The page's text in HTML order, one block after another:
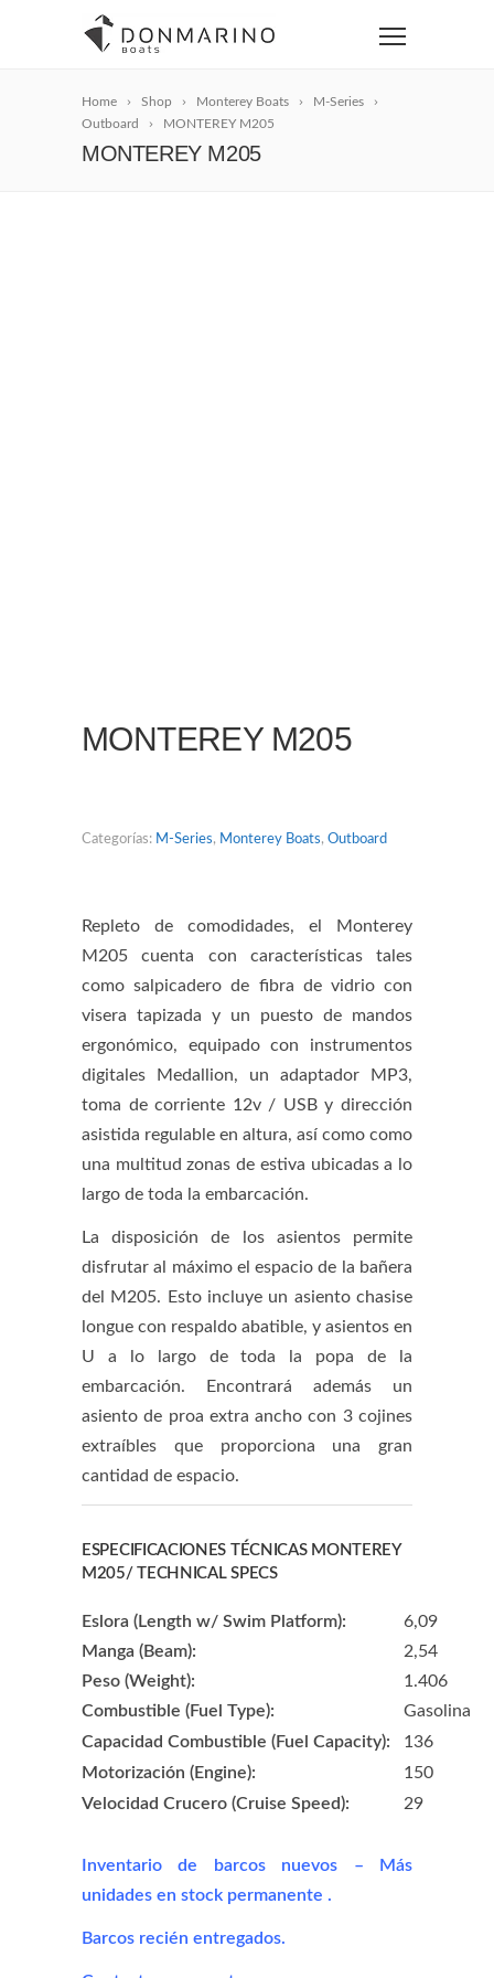
Home Shop Monterey Boats
M-Series
Outboard
MONTEREY M205
MONTEREY M205
MONTEREY M205
Categorías: M-Series, Monterey Boats, Outboard
Repleto de comodidades, el Monterey
M205 cuenta con características tales
como salpicadero de fibra de vidrio con
visera tapizada y un puesto de mandos
ergonómico, equipado con instrumentos
digitales Medallion, un adaptador MP3,
toma de corriente 12v / USB y dirección
asistida regulable en altura, así como como
una multitud zonas de estiva ubicadas a lo
largo de toda la embarcación.
La disposición de los asientos permite
disfrutar al máximo el espacio de la bañera
del M205. Esto incluye un asiento chasise
longue con respaldo abatible, y asientos en
U a lo largo de toda la popa de la
embarcación. Encontrará además un
asiento de proa extra ancho con 3 cojines
extraíbles que proporciona una gran
cantidad de espacio.
ESPECIFICACIONES TÉCNICAS MONTEREY
M205/ TECHNICAL SPECS
Eslora (Length w/ Swim Platform):
6,09
Manga (Beam):
2,54
Peso (Weight):
1.406
Combustible (Fuel Type):
Gasolina
Capacidad Combustible (Fuel Capacity):
136
Motorización (Engine):
150
Velocidad Crucero (Cruise Speed):
29
Inventario de barcos nuevos – Más
unidades en stock permanente .
Barcos recién entregados.